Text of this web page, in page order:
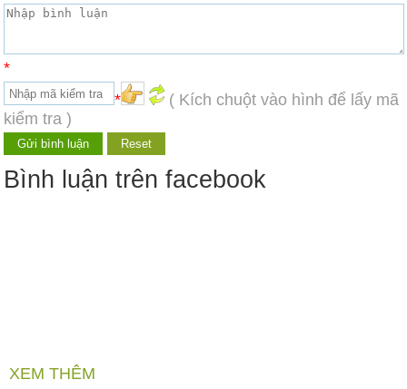
*
*
( Kích chuột vào hình để lấy mã
kiểm tra )
Bình luận trên facebook
XEM THÊM